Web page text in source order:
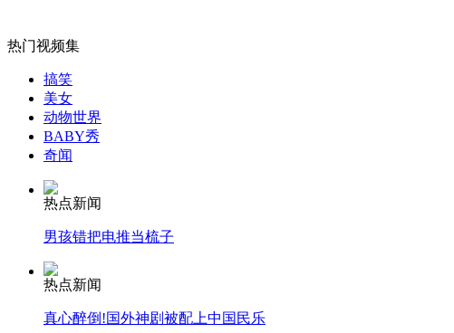
无痛分娩是否安全 医生回应
外交部：反对强权政治霸凌主义
外交部：有关国家言论片面不公正
热门视频集
搞笑
美女
动物世界
BABY秀
奇闻
热点新闻
男孩错把电推当梳子
热点新闻
真心醉倒!国外神剧被配上中国民乐